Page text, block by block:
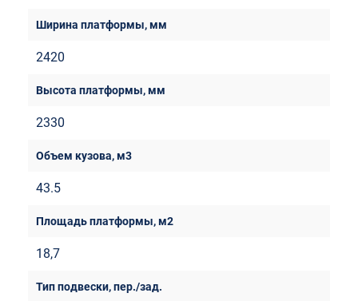
2420
2330
43.5
18,7